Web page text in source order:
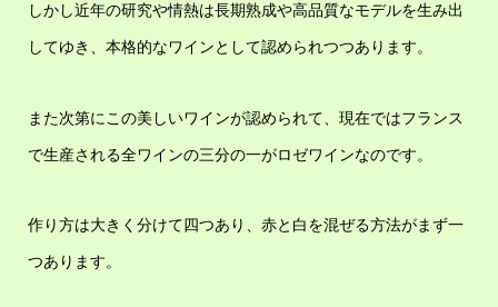
しかし近年の研究や情熱は長期熟成や高品質なモデルを生み出
してゆき、本格的なワインとして認められつつあります。
また次第にこの美しいワインが認められて、現在ではフランス
で生産される全ワインの三分の一がロゼワインなのです。
作り方は大きく分けて四つあり、赤と白を混ぜる方法がまず一
つあります。